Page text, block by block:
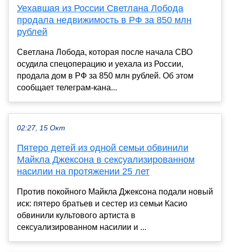
Уехавшая из России Светлана Лобода
продала недвижимость в РФ за 850 млн
рублей
Светлана Лобода, которая после начала СВО
осудила спецоперацию и уехала из России,
продала дом в РФ за 850 млн рублей. Об этом
сообщает телеграм-кана...
02:27, 15 Окт
Пятеро детей из одной семьи обвинили
Майкла Джексона в сексуализированном
насилии на протяжении 25 лет
Против покойного Майкла Джексона подали новый
иск: пятеро братьев и сестер из семьи Касио
обвинили культового артиста в
сексуализированном насилии и ...